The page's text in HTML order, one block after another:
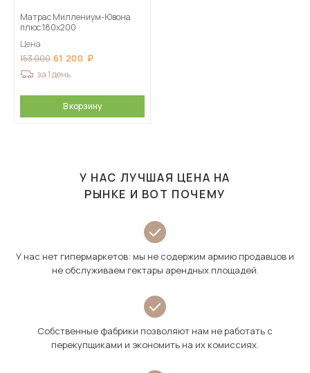
Матрас Миллениум-Ювона
плюс 180х200
Цена
153 000 61 200
за 1 день
В корзину
У НАС ЛУЧШАЯ ЦЕНА НА
РЫНКЕ И ВОТ ПОЧЕМУ
У нас нет гипермаркетов: мы не содержим армию продавцов и
не обслуживаем гектары арендных площадей.
Собственные фабрики позволяют нам не работать с
перекупщиками и экономить на их комиссиях.